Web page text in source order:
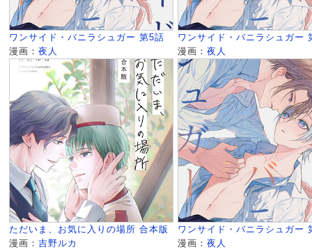
ワンサイド・バニラシュガー 第5話
漫画： 夜人
ワンサイド・バニラシュガー
漫画： 夜人
ただいま、お気に入りの場所 合本版
漫画： 吉野ルカ
ワンサイド・バニラシュガー
漫画： 夜人